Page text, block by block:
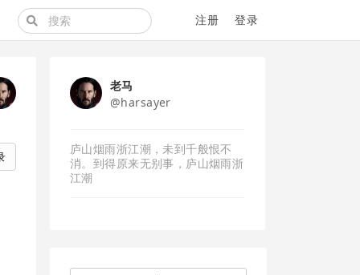
注册 登录
老马
@harsayer
庐山烟雨浙江潮，未到千般恨不
消。到得原来无别事，庐山烟雨浙
江潮